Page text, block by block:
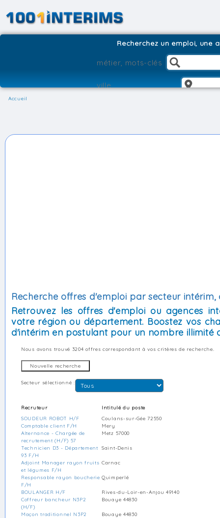
Recherchez un emploi, une
Accueil
Recherche offres d'emploi par secteur intérim,
Retrouvez les offres d'emploi ou agences
votre région ou département. Boostez vos
d'intérim en postulant pour un nombre illimité
Nous avons trouvé 3204 offres correspondant à vos critères de recherche.
Secteur sélectionné :
Recruteur
Intitulé du poste
SOUDEUR ROBOT H/F
Coulans-sur-Gée 72550
Comptable client F/H
Mery
Alternance - Chargée de
recrutement (H/F) 57
Metz 57000
Technicien D3 - Département
93 F/H
Saint-Denis
Adjoint Manager rayon fruits
et légumes F/H
Carnac
Responsable rayon boucherie
F/H
Quimperlé
BOULANGER H/F
Rives-du-Loir-en-Anjou 49140
Coffreur bancheur N3P2
(H/F)
Bouaye 44830
Maçon traditionnel N3P2
Bouaye 44830